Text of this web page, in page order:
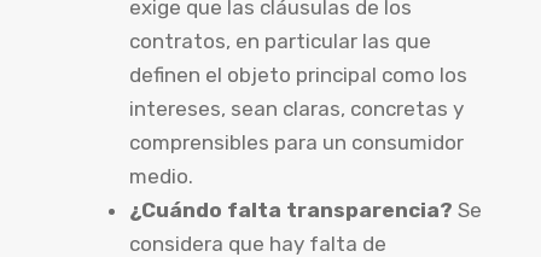
exige que las cláusulas de los
contratos, en particular las que
definen el objeto principal como los
intereses, sean claras, concretas y
comprensibles para un consumidor
medio.
¿Cuándo falta transparencia? Se
considera que hay falta de